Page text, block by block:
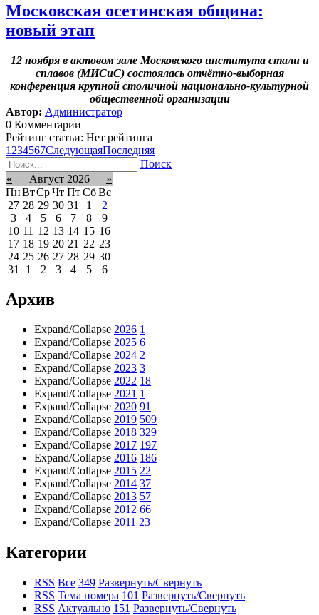
Московская осетинская община:
новый этап
12 ноября в актовом зале Московского института стали и
сплавов (МИСиС) состоялась отчётно-выборная
конференция крупной столичной национально-культурной
общественной организации
Автор: Администратор
0 Комментарии
Рейтинг статьи: Нет рейтинга
1 234567СледующаяПоследняя
Поиск
«
Август 2026
»
ПнВтСрЧт Пт Сб Вс
27 28 29 30 31 1
2
3
4 5 6 7 8
9
10 11 12 13 14 15 16
17 18 19 20 21 22 23
24 25 26 27 28 29 30
31
1 2 3 4 5 6
Архив
Expand/Collapse 2026 1
Expand/Collapse 2025 6
Expand/Collapse 2024 2
Expand/Collapse 2023 3
Expand/Collapse 2022 18
Expand/Collapse 2021 1
Expand/Collapse 2020 91
Expand/Collapse 2019 509
Expand/Collapse 2018 329
Expand/Collapse 2017 197
Expand/Collapse 2016 186
Expand/Collapse 2015 22
Expand/Collapse 2014 37
Expand/Collapse 2013 57
Expand/Collapse 2012 66
Expand/Collapse 2011 23
Категории
RSS Все 349 Развернуть/Свернуть
RSS Тема номера 101 Развернуть/Свернуть
RSS Актуально 151 Развернуть/Свернуть